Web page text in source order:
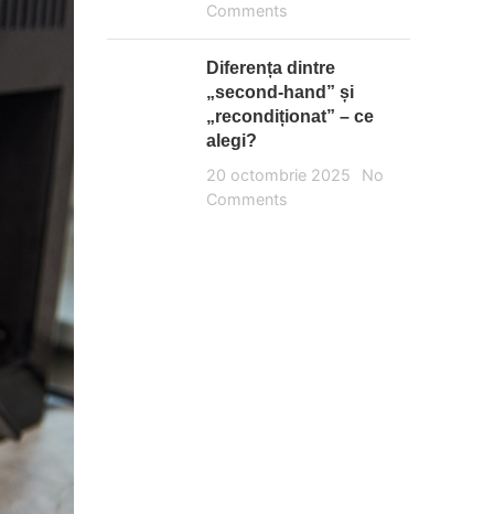
Comments
Diferența dintre
„second-hand” și
„recondiționat” – ce
alegi?
20 octombrie 2025
No
Comments